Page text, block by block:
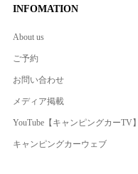
INFOMATION
About us
ご予約
お問い合わせ
メディア掲載
YouTube【キャンピングカーTV】
キャンピングカーウェブ